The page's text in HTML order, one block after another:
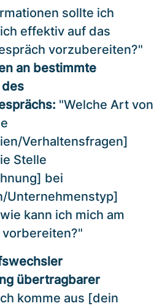
sollte ich
effektiv auf das
vorzubereiten?"
an bestimmte
"Welche Art von
Verhaltensfragen]
Stelle
bei
Unternehmenstyp]
kann ich mich am
übertragbarer
komme aus [dein